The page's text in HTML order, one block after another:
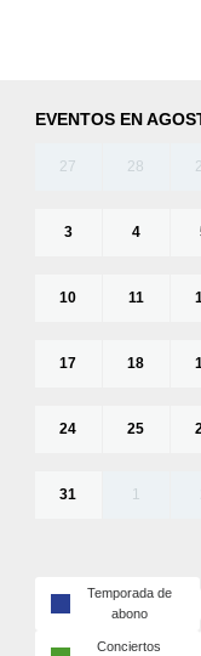
EVENTOS EN
27 28
3 4
10 11
17 18
24 25
31 1
Temporada de
abono
Conciertos